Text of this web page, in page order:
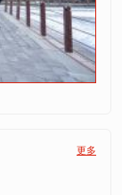
更多